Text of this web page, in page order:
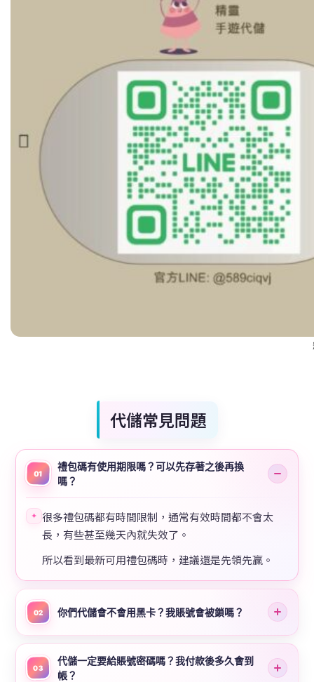
代儲常見問題
01
禮包碼有使用期限嗎？可以先存著之後再換
嗎？
✦ 很多禮包碼都有時間限制，通常有效時間都不會太
長，有些甚至幾天內就失效了。
所以看到最新可用禮包碼時，建議還是先領先贏。
02 你們代儲會不會用黑卡？我賬號會被鎖嗎？
03
代儲一定要給賬號密碼嗎？我付款後多久會到
帳？